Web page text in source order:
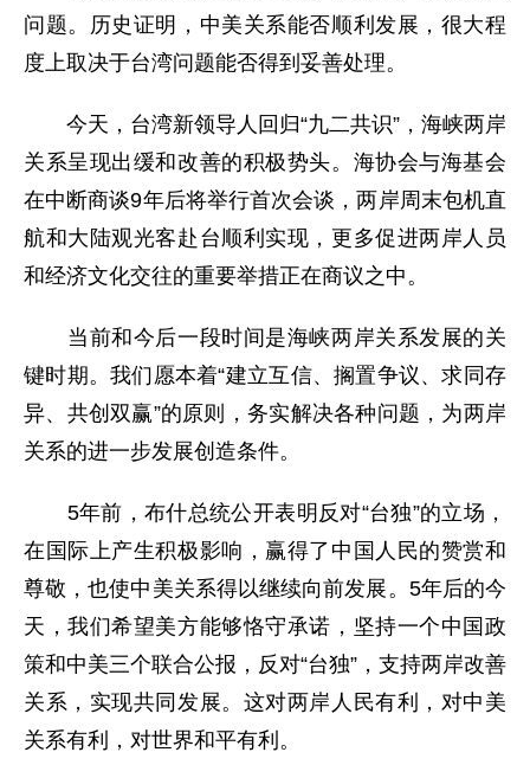
问题。历史证明，中美关系能否顺利发展，很大程
度上取决于台湾问题能否得到妥善处理。
今天，台湾新领导人回归“九二共识”，海峡两岸
关系呈现出缓和改善的积极势头。海协会与海基会
在中断商谈9年后将举行首次会谈，两岸周末包机直
航和大陆观光客赴台顺利实现，更多促进两岸人员
和经济文化交往的重要举措正在商议之中。
当前和今后一段时间是海峡两岸关系发展的关
键时期。我们愿本着“建立互信、搁置争议、求同存
异、共创双赢”的原则，务实解决各种问题，为两岸
关系的进一步发展创造条件。
5年前，布什总统公开表明反对“台独”的立场，
在国际上产生积极影响，赢得了中国人民的赞赏和
尊敬，也使中美关系得以继续向前发展。5年后的今
天，我们希望美方能够恪守承诺，坚持一个中国政
策和中美三个联合公报，反对“台独”，支持两岸改善
关系，实现共同发展。这对两岸人民有利，对中美
关系有利，对世界和平有利。